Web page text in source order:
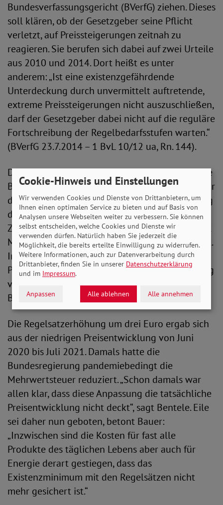
Bundesverfassungsgericht (BVerfG) ziehen. Dieses
soll klären, ob der Gesetzgeber seine Pflicht
verletzt, auf Preissteigerungen zeitnah zu
reagieren. Sie berufen sich dabei auf zwei Urteile
aus 2010 und 2014. Dort heißt es unter
anderem: „Ist eine existenzgefährdende
Unterdeckung durch unvermittelt auftretende,
extreme Preissteigerungen nicht auszuschließen,
darf der Gesetzgeber dabei nicht auf die reguläre
Fortschreibung der Regelbedarfsstufen warten.“
(BVerfG 23.7.2014 – 1 BvL 10/12 ua, Rn. 144).
Das aber, so die beiden Sozialverbände, habe die
Bundesregierung getan, als sie die Regelsätze für
die Grundsicherung im Alter und Hartz IV Anfang
des Jahres um nur 0,76 Prozent angehoben hat.
Zu dieser Zeit stieg die Inflationsrate bereits seit
Monaten und lag damals bei knapp fünf Prozent.
Inzwischen ist sie auf fast acht Prozent (7,6
Prozent im Juni) gestiegen. „Die Bundesregierung
verstößt damit gegen die Vorgaben des
Bundesverfassungsgerichts“, kritisiert Bauer.
Die Regelsatzerhöhung um drei Euro ergab sich
aus der niedrigen Preisentwicklung von Juni
2020 bis Juli 2021. Damals hatte die
Bundesregierung pandemiebedingt die
Mehrwertsteuer reduziert. „Schon damals war
allen klar, dass diese Anpassung die tatsächliche
Preisentwicklung nicht deckt“, sagt Bentele. Eile
sei daher nun geboten, betont Bauer:
„Inzwischen sind die Kosten für fast alle
Produkte des täglichen Lebens aber auch für
Energie derart gestiegen, dass das
Existenzminimum mit den Regelsätzen nicht
mehr gesichert ist.“
Cookie-Hinweis und Einstellungen
Wir verwenden Cookies und Dienste von Drittanbietern, um
Ihnen einen optimalen Service zu bieten und auf Basis von
Analysen unsere Webseiten weiter zu verbessern. Sie können
selbst entscheiden, welche Cookies und Dienste wir
verwenden dürfen. Natürlich haben Sie jederzeit die
Möglichkeit, die bereits erteilte Einwilligung zu widerrufen.
Weitere Informationen, auch zur Datenverarbeitung durch
Drittanbieter, finden Sie in unserer Datenschutzerklärung
und im Impressum.
Anpassen Alle ablehnen Alle annehmen